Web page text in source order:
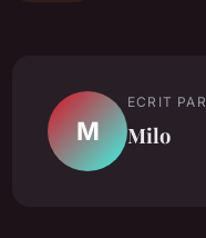
M
ECRIT PAR
Milo